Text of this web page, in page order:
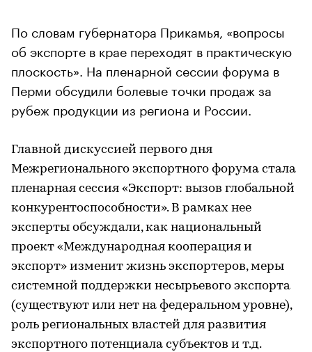
По словам губернатора Прикамья, «вопросы
об экспорте в крае переходят в практическую
плоскость». На пленарной сессии форума в
Перми обсудили болевые точки продаж за
рубеж продукции из региона и России.
Главной дискуссией первого дня
Межрегионального экспортного форума стала
пленарная сессия «Экспорт: вызов глобальной
конкурентоспособности». В рамках нее
эксперты обсуждали, как национальный
проект «Международная кооперация и
экспорт» изменит жизнь экспортеров, меры
системной поддержки несырьевого экспорта
(существуют или нет на федеральном уровне),
роль региональных властей для развития
экспортного потенциала субъектов и т.д.